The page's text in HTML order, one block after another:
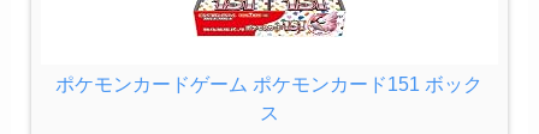
ポケモンカードゲーム ポケモンカード151 ボック
ス